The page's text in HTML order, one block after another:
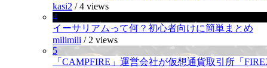
kasi2 /4 views
4
イーサリアムって何？初心者向けに簡単まとめ
milimili / 2 views
5
「CAMPFIRE」運営会社が仮想通貨取引所「